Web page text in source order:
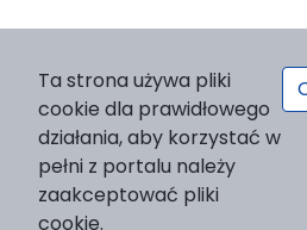
Wydawnictwo Naukowe
nr 2, 01-815 Warszawa
Strona WWW Wydawnictwa
e-mail:
Ta strona używa pliki
cookie dla prawidłowego
działania, aby korzystać w
pełni z portalu należy
zaakceptować pliki
cookie.